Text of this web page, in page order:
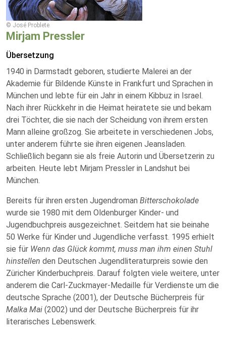
© José Problete
Mirjam Pressler
Übersetzung
1940 in Darmstadt geboren, studierte Malerei an der
Akademie für Bildende Künste in Frankfurt und Sprachen in
München und lebte für ein Jahr in einem Kibbuz in Israel.
Nach ihrer Rückkehr in die Heimat heiratete sie und bekam
drei Töchter, die sie nach der Scheidung von ihrem ersten
Mann alleine großzog. Sie arbeitete in verschiedenen Jobs,
unter anderem führte sie ihren eigenen Jeansladen.
Schließlich begann sie als freie Autorin und Übersetzerin zu
arbeiten. Heute lebt Mirjam Pressler in Landshut bei
München.
Bereits für ihren ersten Jugendroman Bitterschokolade
wurde sie 1980 mit dem Oldenburger Kinder- und
Jugendbuchpreis ausgezeichnet. Seitdem hat sie beinahe
50 Werke für Kinder und Jugendliche verfasst. 1995 erhielt
sie für Wenn das Glück kommt, muss man ihm einen Stuhl
hinstellen den Deutschen Jugendliteraturpreis sowie den
Züricher Kinderbuchpreis. Darauf folgten viele weitere, unter
anderem die Carl-Zuckmayer-Medaille für Verdienste um die
deutsche Sprache (2001), der Deutsche Bücherpreis für
Malka Mai (2002) und der Deutsche Bücherpreis für ihr
literarisches Lebenswerk.